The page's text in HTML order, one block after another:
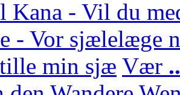
Kana - Vil du
- Vor sjælelæge
min sjæ Vær